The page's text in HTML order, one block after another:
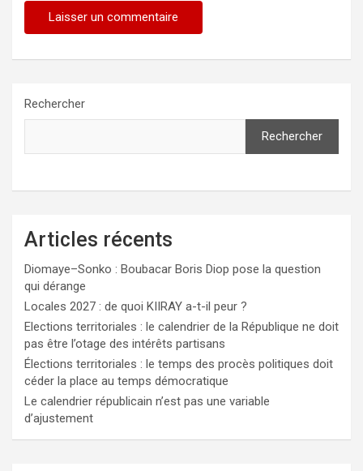
Rechercher
Rechercher
Articles récents
Diomaye–Sonko : Boubacar Boris Diop pose la question
qui dérange
Locales 2027 : de quoi KIIRAY a-t-il peur ?
Elections territoriales : le calendrier de la République ne doit
pas être l’otage des intérêts partisans
Élections territoriales : le temps des procès politiques doit
céder la place au temps démocratique
Le calendrier républicain n’est pas une variable
d’ajustement